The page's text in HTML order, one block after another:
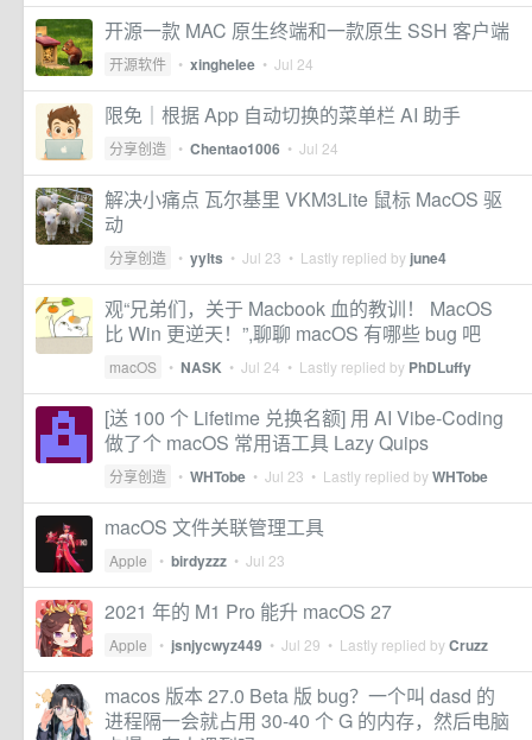
开源一款 MAC 原生终端和一款原生 SSH 客户端
开源软件 • xinghelee • Jul 24
限免｜根据 App 自动切换的菜单栏 AI 助手
分享创造 • Chentao1006 • Jul 24
解决小痛点 瓦尔基里 VKM3Lite 鼠标 MacOS 驱
动
分享创造 • yylts • Jul 23 • Lastly replied by june4
观“兄弟们，关于 Macbook 血的教训！ MacOS
比 Win 更逆天！”,聊聊 macOS 有哪些 bug 吧
macOS • NASK • Jul 24 • Lastly replied by PhDLuffy
[送 100 个 Lifetime 兑换名额] 用 AI Vibe-Coding
做了个 macOS 常用语工具 Lazy Quips
分享创造 • WHTobe • Jul 23 • Lastly replied byWHTobe
macOS 文件关联管理工具
Apple • birdyzzz • Jul 23
2021 年的 M1 Pro 能升 macOS 27
Apple • jsnjycwyz449 • Jul 29 • Lastly replied byCruzz
macos 版本 27.0 Beta 版 bug？一个叫 dasd 的
进程隔一会就占用 30-40 个 G 的内存，然后电脑